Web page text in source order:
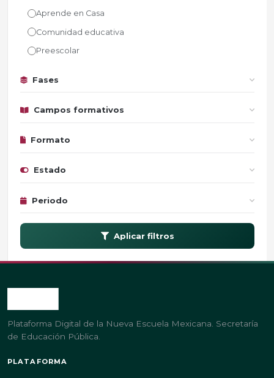
Aprende en Casa
Comunidad educativa
Preescolar
Fases
Campos formativos
Formato
Estado
Periodo
Aplicar filtros
Plataforma Digital de la Nueva Escuela Mexicana. Secretaría
de Educación Pública.
PLATAFORMA